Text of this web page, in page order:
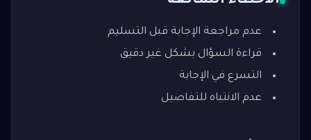
عدم مراجعة الإجابة قبل التسليم
قراءة السؤال بشكل غير دقيق
التسرع في الإجابة
عدم الانتباه للتفاصيل